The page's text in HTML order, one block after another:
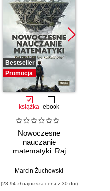
Bestseller
Promocja
książka ebook
Nowoczesne
nauczanie
matematyki. Raj
kalkulatora?
Marcin Żuchowski
(23,94 zł najniższa cena z 30 dni)